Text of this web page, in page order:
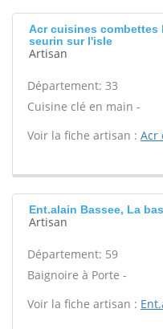
Acr cuisines combettes
seurin sur l'isle
Artisan
Département: 33
Cuisine clé en main -
Voir la fiche artisan : Acr
Ent.alain Bassee, La
Artisan
Département: 59
Baignoire à Porte -
Voir la fiche artisan :